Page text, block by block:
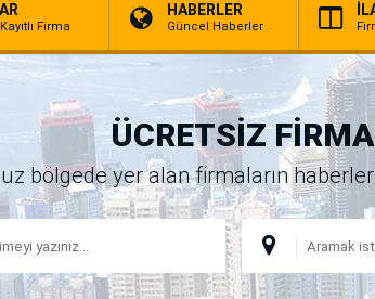
Firma
HABERLER
Güncel Haberler
ÜCRETSİZ
bölgede yer alan firmaların